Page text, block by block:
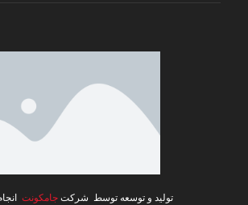
تولید و توسعه توسط شرکت جامکونت